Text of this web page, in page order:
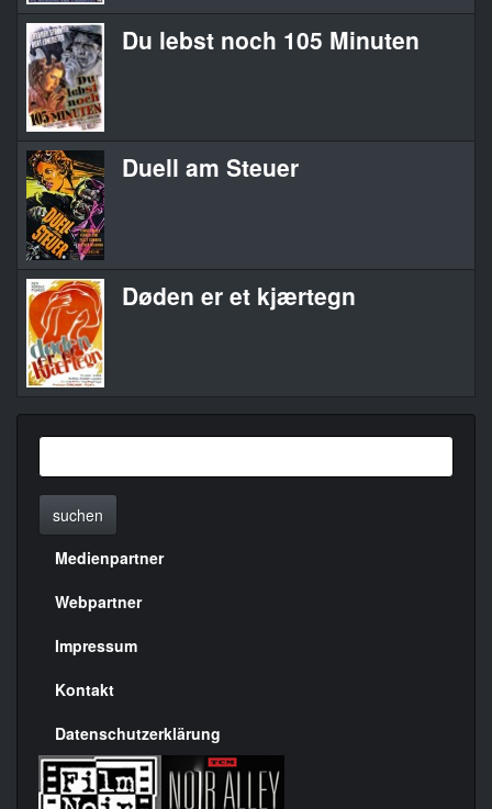
Du lebst noch 105 Minuten
Duell am Steuer
Døden er et kjærtegn
suchen
Menülinks
rechte
Seite
Medienpartner
Webpartner
Impressum
Kontakt
Datenschutzerklärung